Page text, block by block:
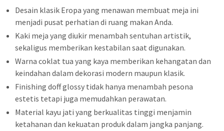
Desain klasik Eropa yang menawan membuat meja ini
menjadi pusat perhatian di ruang makan Anda.
Kaki meja yang diukir menambah sentuhan artistik,
sekaligus memberikan kestabilan saat digunakan.
Warna coklat tua yang kaya memberikan kehangatan dan
keindahan dalam dekorasi modern maupun klasik.
Finishing doff glossy tidak hanya menambah pesona
estetis tetapi juga memudahkan perawatan.
Material kayu jati yang berkualitas tinggi menjamin
ketahanan dan kekuatan produk dalam jangka panjang.